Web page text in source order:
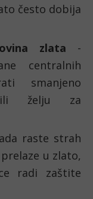
često dobija
zlata -
centralnih
smanjeno
želju za
raste strah
u zlato,
radi zaštite